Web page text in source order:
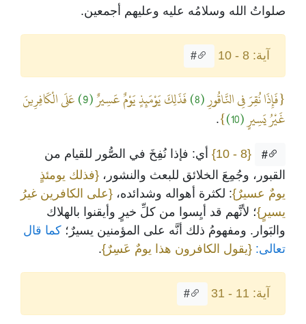
صلواتُ الله وسلامُه عليه وعليهم أجمعين.
آية: 8 - 10 #
{فَإِذَا نُقِرَ فِي النَّاقُورِ(8) فَذَلِكَ يَوْمَئِذٍ يَوْمٌ عَسِيرٌ(9)
عَلَى الْكَافِرِينَ
غَيْرُ يَسِيرٍ (10)
}
.
#
{8 - 10}
أي: فإذا نُفِخَ في الصُّور للقيام من
القبور، وجُمِعَ الخلائق للبعث والنشور، {فذلك يومئذٍ
يومٌ عسيرٌ}: لكثرة أهواله وشدائده، {على الكافرين غيرُ
يسيرٍ}؛ لأنَّهم قد أيِسوا من كلِّ خيرٍ وأيقنوا بالهلاك
والبَوار. ومفهومُ ذلك أنَّه على المؤمنين يسيرٌ؛ كما قال
تعالى: {يقول الكافرون هذا يومٌ عَسِرٌ}.
آية: 11 - 31 #